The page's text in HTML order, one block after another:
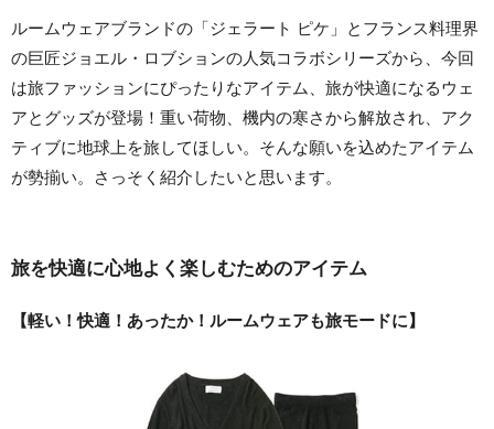
ルームウェアブランドの「ジェラート ピケ」とフランス料理界
の巨匠ジョエル・ロブションの人気コラボシリーズから、今回
は旅ファッションにぴったりなアイテム、旅が快適になるウェ
アとグッズが登場！重い荷物、機内の寒さから解放され、アク
ティブに地球上を旅してほしい。そんな願いを込めたアイテム
が勢揃い。さっそく紹介したいと思います。
旅を快適に心地よく楽しむためのアイテム
【軽い！快適！あったか！ルームウェアも旅モードに】